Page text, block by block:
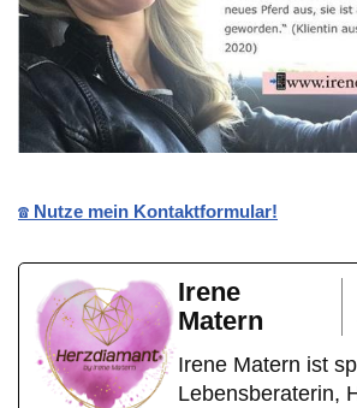
☎️ Nutze mein Kontaktformular!
Irene
Matern
Irene Matern ist
Lebensberaterin,